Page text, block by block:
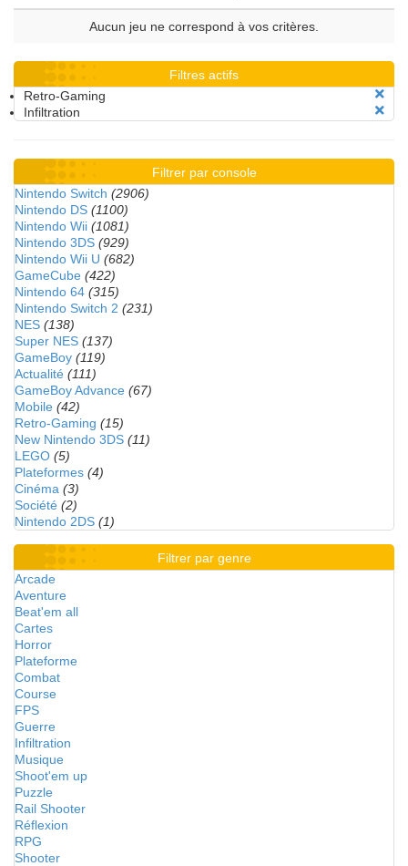
Aucun jeu ne correspond à vos critères.
Filtres actifs
Retro-Gaming
Infiltration
Filtrer par console
Nintendo Switch (2906)
Nintendo DS (1100)
Nintendo Wii (1081)
Nintendo 3DS (929)
Nintendo Wii U (682)
GameCube (422)
Nintendo 64 (315)
Nintendo Switch 2 (231)
NES (138)
Super NES (137)
GameBoy (119)
Actualité (111)
GameBoy Advance (67)
Mobile (42)
Retro-Gaming (15)
New Nintendo 3DS (11)
LEGO (5)
Plateformes (4)
Cinéma (3)
Société (2)
Nintendo 2DS (1)
Filtrer par genre
Arcade
Aventure
Beat'em all
Cartes
Horror
Plateforme
Combat
Course
FPS
Guerre
Infiltration
Musique
Shoot'em up
Puzzle
Rail Shooter
Réflexion
RPG
Shooter